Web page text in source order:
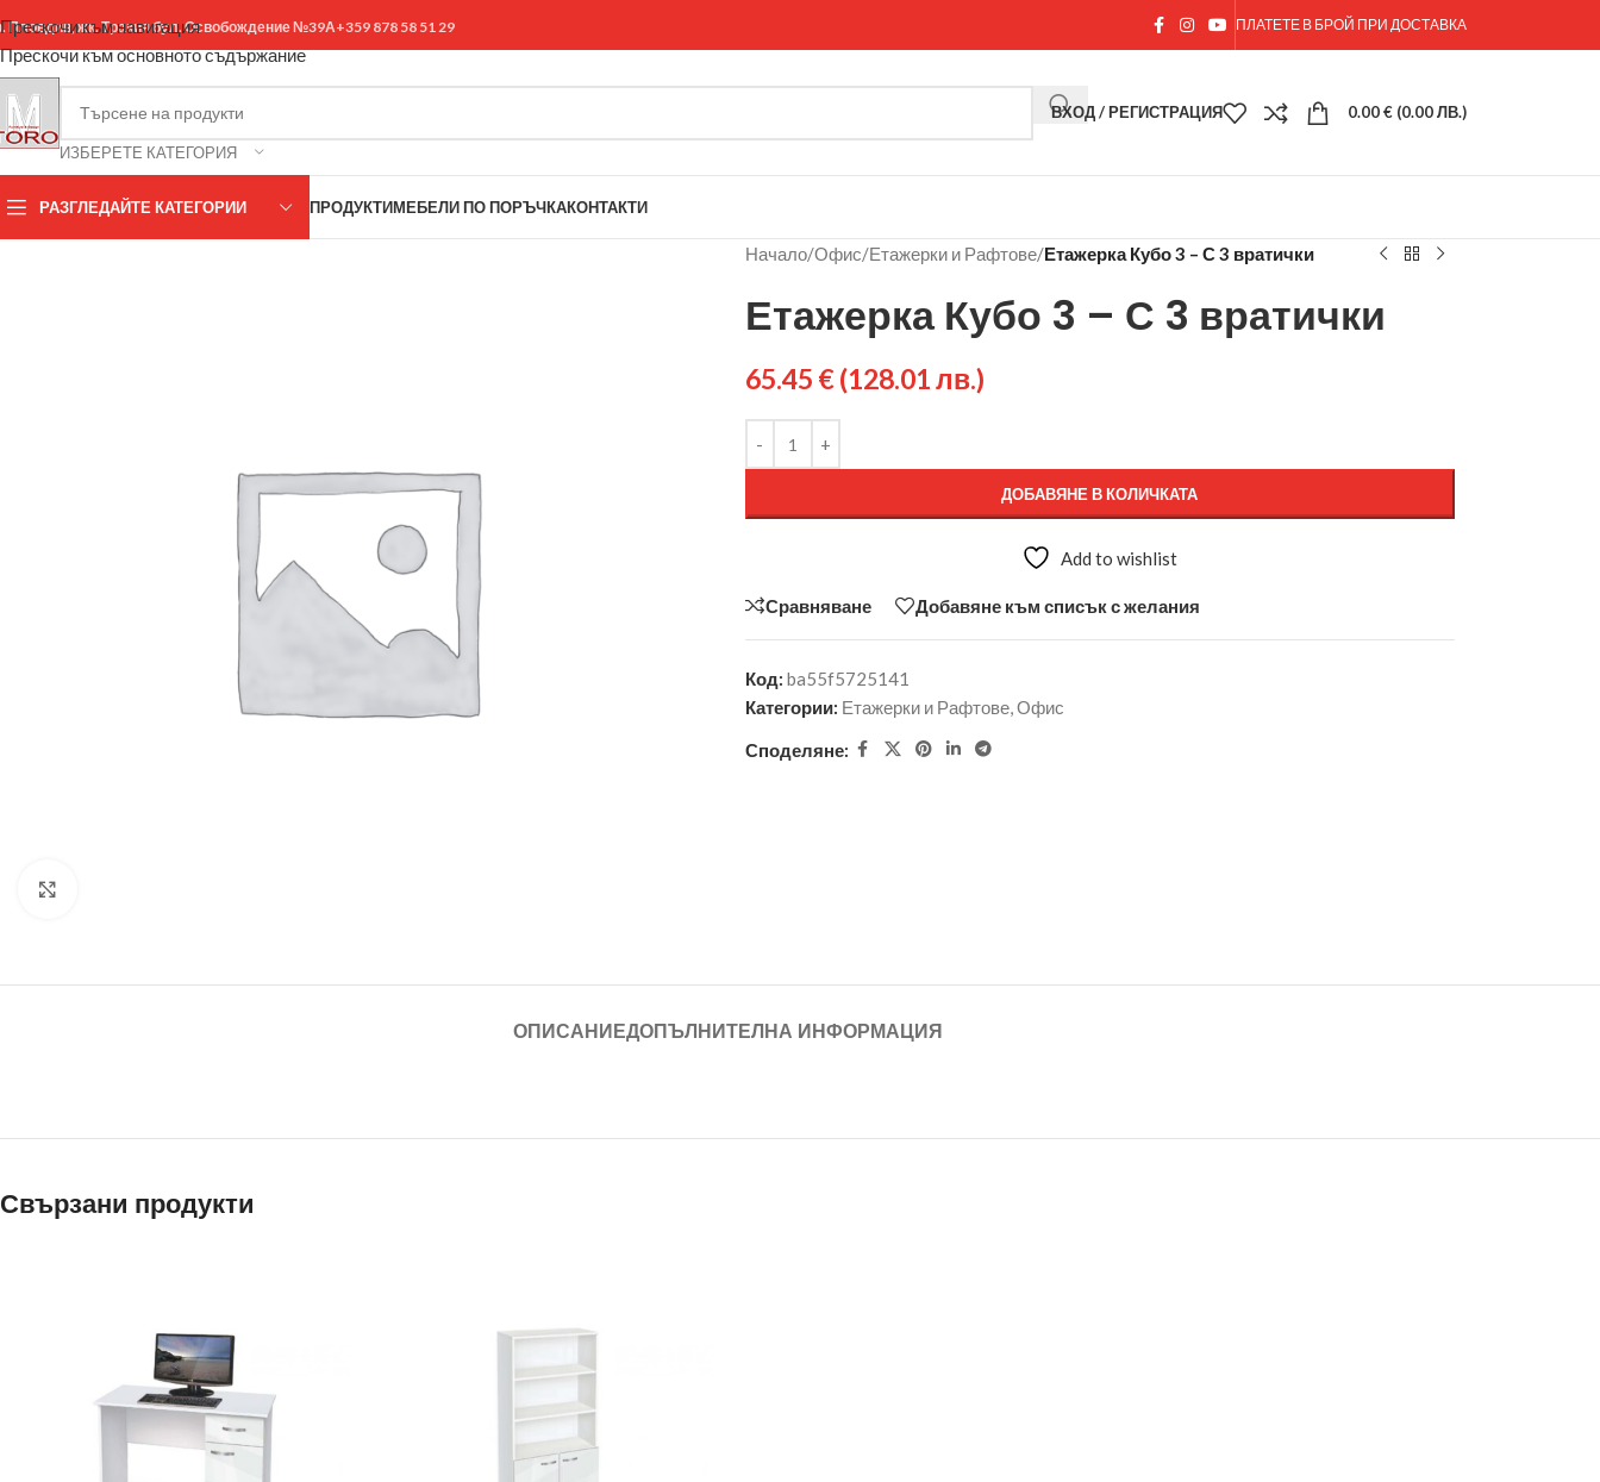
Прескочи към навигация
Прескочи към основното съдържание
Пловдив, жк. Тракия бул. Освобождение №39А+359 878 58 51 29 ПЛАТЕТЕ В БРОЙ ПРИ ДОСТАВКА
ИЗБЕРЕТЕ КАТЕГОРИЯ
ВХОД / РЕГИСТРАЦИЯ 0.00€ (0.00 ЛВ.)
РАЗГЛЕДАЙТЕ КАТЕГОРИИ ПРОДУКТИМЕБЕЛИ ПО ПОРЪЧКАКОНТАКТИ
Начало/Офис/Етажерки и Рафтове/Етажерка Кубо 3 – С 3 вратички
Етажерка Кубо 3 – С 3 вратички
65.45 €(128.01 лв.)
ДОБАВЯНЕ В КОЛИЧКАТА
Add to wishlist
Сравняване Добавяне към списък с желания
Код: ba55f5725141
Категории: Етажерки и Рафтове,Офис
Споделяне:
ОПИСАНИЕДОПЪЛНИТЕЛНА ИНФОРМАЦИЯ
Свързани продукти